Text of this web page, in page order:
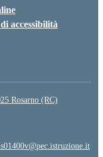
accessibilità
Rosarno (RC)